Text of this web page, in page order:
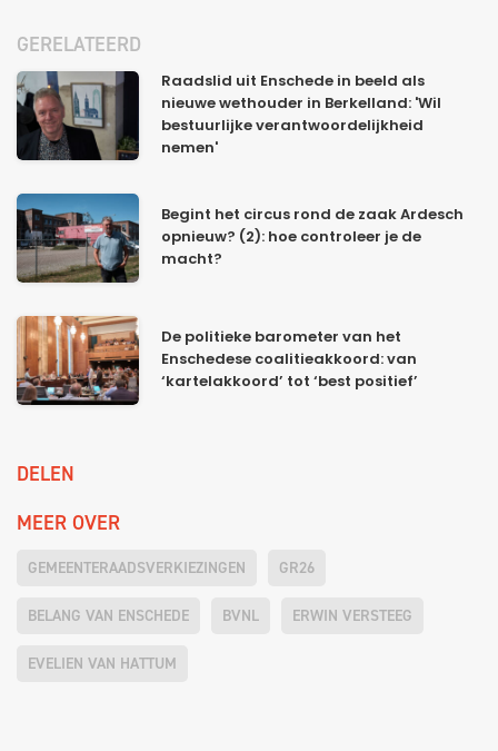
GERELATEERD
Raadslid uit Enschede in beeld als
nieuwe wethouder in Berkelland: 'Wil
bestuurlijke verantwoordelijkheid
nemen'
Begint het circus rond de zaak Ardesch
opnieuw? (2): hoe controleer je de
macht?
De politieke barometer van het
Enschedese coalitieakkoord: van
‘kartelakkoord’ tot ‘best positief’
DELEN
MEER OVER
GEMEENTERAADSVERKIEZINGEN GR26
BELANG VAN ENSCHEDE BVNL ERWIN VERSTEEG
EVELIEN VAN HATTUM